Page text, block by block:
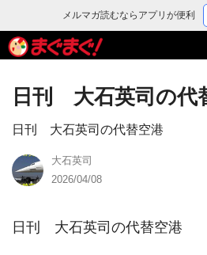
メルマガ読むならアプリが便利
日刊 大石英司の代
日刊 大石英司の代替空港
大石英司
2026/04/08
日刊　大石英司の代替空港